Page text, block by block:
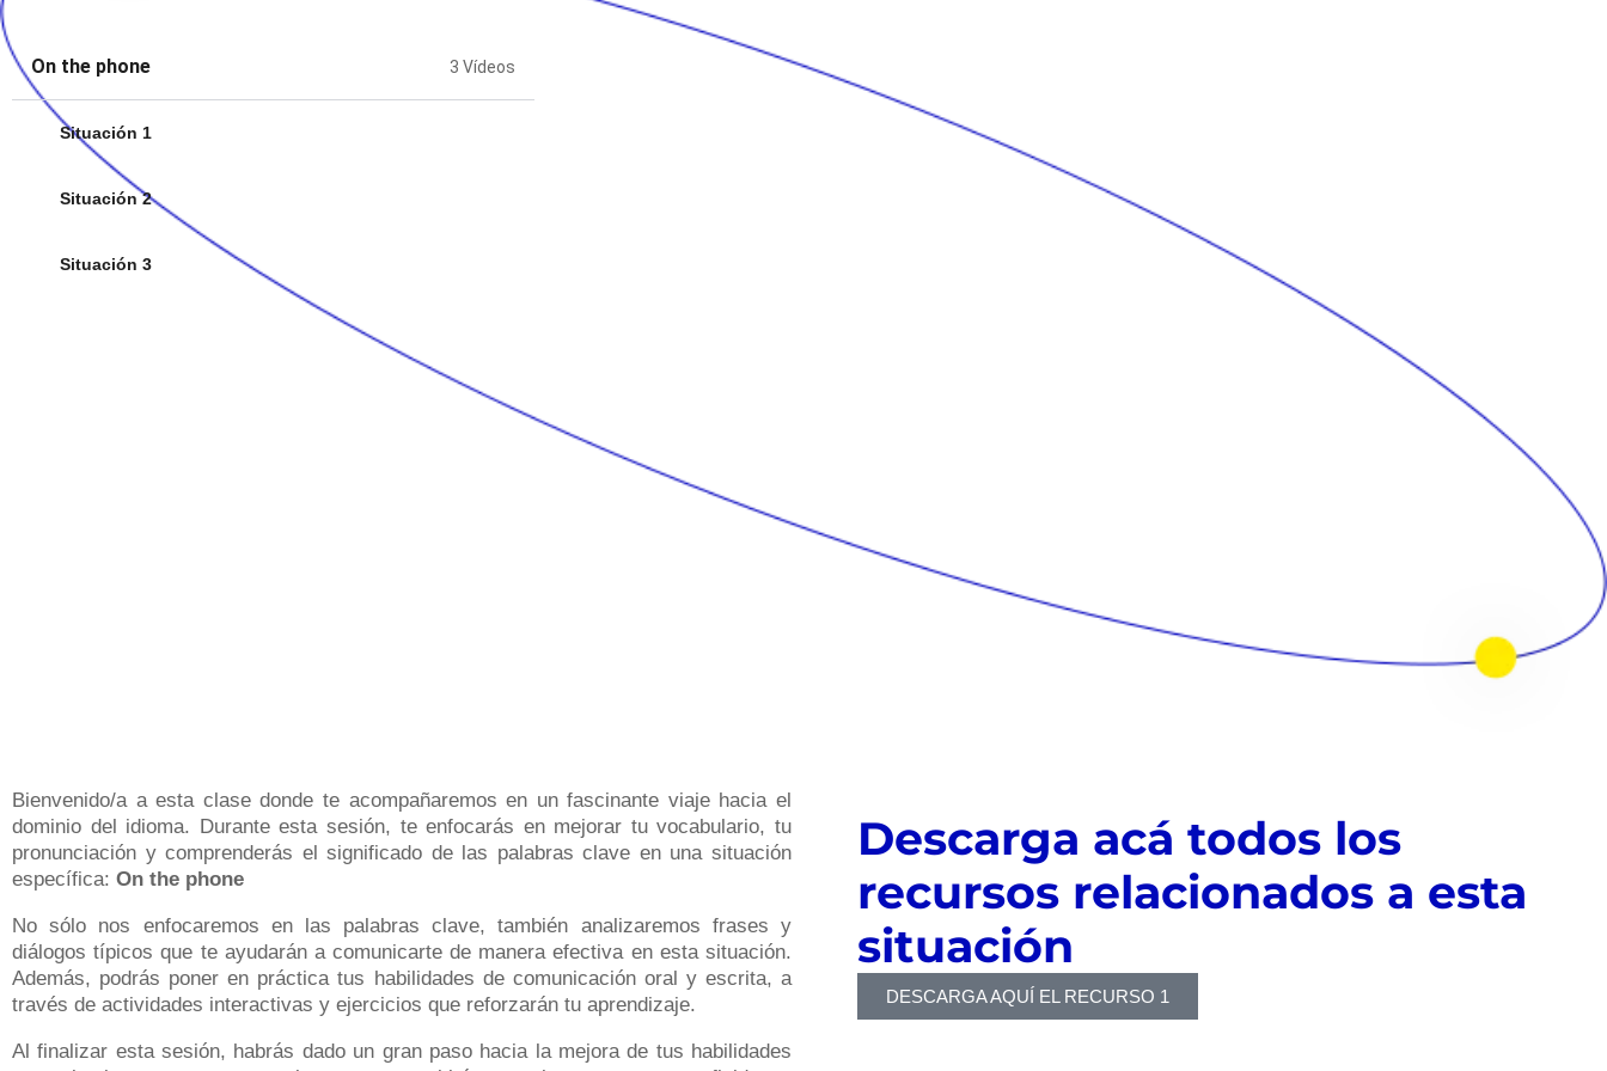
On the phone 3 Vídeos
Situación 1
Situación 2
Situación 3
Bienvenido/a a esta clase donde te acompañaremos en un fascinante viaje hacia el
dominio del idioma. Durante esta sesión, te enfocarás en mejorar tu vocabulario, tu
pronunciación y comprenderás el significado de las palabras clave en una situación
específica: On the phone
No sólo nos enfocaremos en las palabras clave, también analizaremos frases y
diálogos típicos que te ayudarán a comunicarte de manera efectiva en esta situación.
Además, podrás poner en práctica tus habilidades de comunicación oral y escrita, a
través de actividades interactivas y ejercicios que reforzarán tu aprendizaje.
Al finalizar esta sesión, habrás dado un gran paso hacia la mejora de tus habilidades
Descarga acá todos los
recursos relacionados a esta
situación
DESCARGA AQUÍ EL RECURSO 1